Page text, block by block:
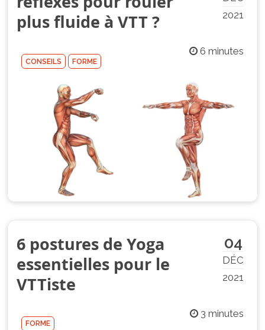
2021
plus fluide à VTT ?
6 minutes
CONSEILS FORME
04
DÉC
2021
6 postures de Yoga
essentielles pour le
VTTiste
3 minutes
FORME